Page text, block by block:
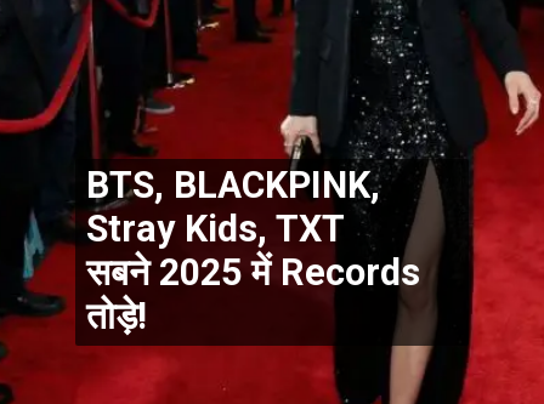
BTS, BLACKPINK,
Stray Kids, TXT
सबने 2025 में Records
तोड़े!